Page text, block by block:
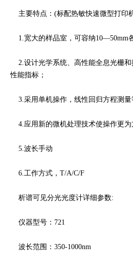
主要特点：(标配热敏快速微型打印
1.宽大的样品室，可容纳10—50mm
2.设计光学系统、高性能全息光栅和
性能指标；
3.采用单机操作，线性回归方程测量
4.应用新的微机处理技术使操作更为
5.波长手动
6.工作方式，T/A/C/F
析谱可见分光光度计详细参数:
仪器型号：721
波长范围：350-1000nm